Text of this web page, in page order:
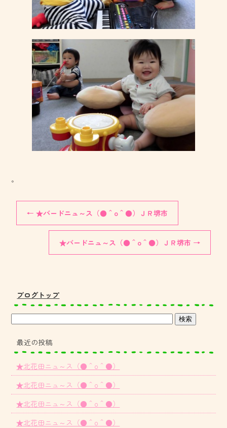
。
← ★バードニュ～ス（●＾o＾●）ＪＲ堺市
★バードニュ～ス（●＾o＾●）ＪＲ堺市 →
ブログトップ
最近の投稿
★北花田ニュ～ス（●＾o＾●）
★北花田ニュ～ス（●＾o＾●）
★北花田ニュ～ス（●＾o＾●）
★北花田ニュ～ス（●＾o＾●）